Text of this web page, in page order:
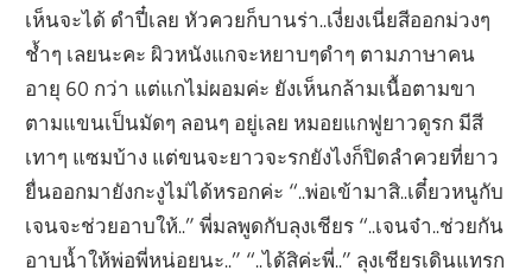
เห็นจะได้ ดำปี๋เลย หัวควยก็บานร่า..เงี่ยงเนี่ยสีออกม่วงๆ
ช้ำๆ เลยนะคะ ผิวหนังแกจะหยาบๆดำๆ ตามภาษาคน
อายุ 60 กว่า แต่แกไม่ผอมค่ะ ยังเห็นกล้ามเนื้อตามขา
ตามแขนเป็นมัดๆ ลอนๆ อยู่เลย หมอยแกฟูยาวดูรก มีสี
เทาๆ แซมบ้าง แต่ขนจะยาวจะรกยังไงก็ปิดลำควยที่ยาว
ยื่นออกมายังกะงูไม่ได้หรอกค่ะ “..พ่อเข้ามาสิ..เดี๋ยวหนูกับ
เจนจะช่วยอาบให้..” พี่มลพูดกับลุงเชียร “..เจนจ๋า..ช่วยกัน
อาบน้ำให้พ่อพี่หน่อยนะ..” “..ได้สิค่ะพี่..” ลุงเชียรเดินแทรก